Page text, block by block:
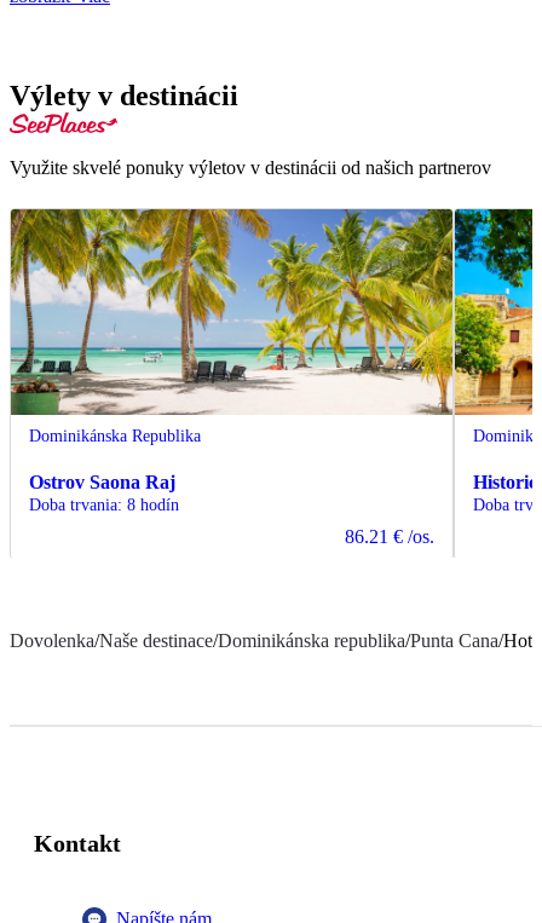
Výlety v destinácii
Využite skvelé ponuky výletov v destinácii od našich partnerov
Dominikánska Republika
Ostrov Saona Raj
Doba trvania: 8 hodín
86.21 € /os.
Doba
Dovolenka/Naše destinace/Dominikánska republika/Punta Cana/
Kontakt
Napíšte nám